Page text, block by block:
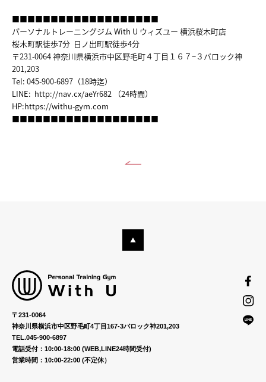
ACCESS
COUNSELING&CONTTACT
■■■■■■■■■■■■■■■■■■■
パーソナルトレーニングジム With U ウィズユー 横浜桜木町店
桜木町駅徒歩7分 日ノ出町駅徒歩4分
〒231-0064 神奈川県横浜市中区野毛町４丁目１６７−３バロック神
201,203
Tel: 045-900-6897（18時迄）
LINE: http://nav.cx/aeYr682 （24時間）
HP:https://withu-gym.com
■■■■■■■■■■■■■■■■■■■
〒231-0064
神奈川県横浜市中区野毛町4丁目167-3バロック神201,203
TEL.045-900-6897
電話受付：10:00-18:00 (WEB,LINE24時間受付)
営業時間：10:00-22:00 (不定休）